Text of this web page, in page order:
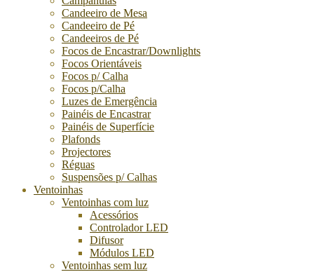
Candeeiro de Mesa
Candeeiro de Pé
Candeeiros de Pé
Focos de Encastrar/Downlights
Focos Orientáveis
Focos p/ Calha
Focos p/Calha
Luzes de Emergência
Painéis de Encastrar
Painéis de Superfície
Plafonds
Projectores
Réguas
Suspensões p/ Calhas
Ventoinhas
Ventoinhas com luz
Acessórios
Controlador LED
Difusor
Módulos LED
Ventoinhas sem luz